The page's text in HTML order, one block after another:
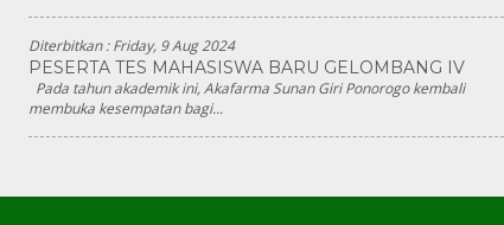
Diterbitkan :Friday, 9 Aug 2024
PESERTA TES MAHASISWA BARU GELOMBANG IV
Pada tahun akademik ini, Akafarma Sunan Giri Ponorogo kembali
membuka kesempatan bagi...